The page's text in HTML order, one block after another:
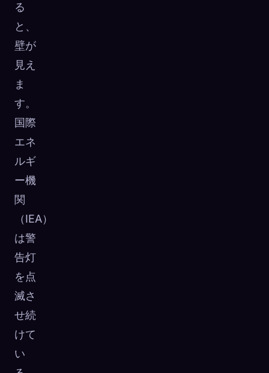
る
と、
壁が
見え
ま
す。
国際
エネ
ルギ
ー機
関
（IEA）
は警
告灯
を点
滅さ
せ続
けて
い